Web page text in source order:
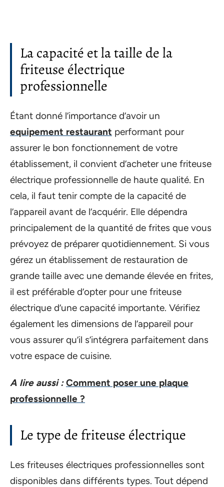
La capacité et la taille de la
friteuse électrique
professionnelle
Étant donné l’importance d’avoir un
equipement restaurant performant pour
assurer le bon fonctionnement de votre
établissement, il convient d’acheter une friteuse
électrique professionnelle de haute qualité. En
cela, il faut tenir compte de la capacité de
l’appareil avant de l’acquérir. Elle dépendra
principalement de la quantité de frites que vous
prévoyez de préparer quotidiennement. Si vous
gérez un établissement de restauration de
grande taille avec une demande élevée en frites,
il est préférable d’opter pour une friteuse
électrique d’une capacité importante. Vérifiez
également les dimensions de l’appareil pour
vous assurer qu’il s’intégrera parfaitement dans
votre espace de cuisine.
A lire aussi : Comment poser une plaque
professionnelle ?
Le type de friteuse électrique
Les friteuses électriques professionnelles sont
disponibles dans différents types. Tout dépend